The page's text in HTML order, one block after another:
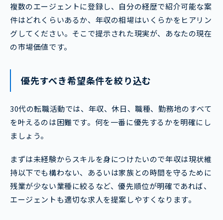
複数のエージェントに登録し、自分の経歴で紹介可能な案
件はどれくらいあるか、年収の相場はいくらかをヒアリン
グしてください。そこで提示された現実が、あなたの現在
の市場価値です。
優先すべき希望条件を絞り込む
30代の転職活動では、年収、休日、職種、勤務地のすべて
を叶えるのは困難です。何を一番に優先するかを明確にし
ましょう。
まずは未経験からスキルを身につけたいので年収は現状維
持以下でも構わない、あるいは家族との時間を守るために
残業が少ない業種に絞るなど、優先順位が明確であれば、
エージェントも適切な求人を提案しやすくなります。